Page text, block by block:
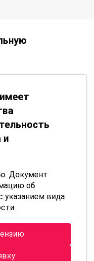
и
Документ
об
указанием вида